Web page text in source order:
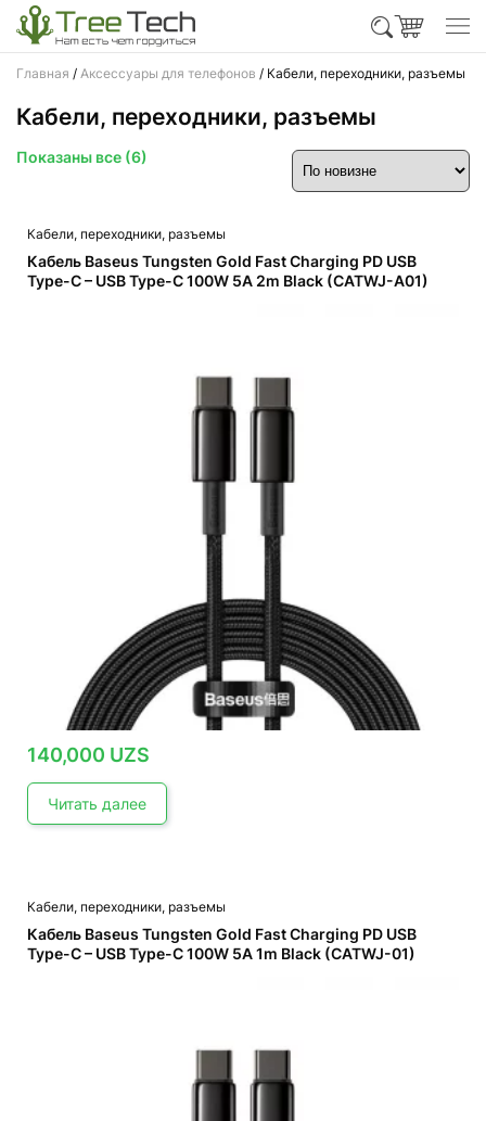
Главная / Аксессуары для телефонов / Кабели, переходники, разъемы
Кабели, переходники, разъемы
Показаны все (6)
Кабели, переходники, разъемы
Кабель Baseus Tungsten Gold Fast Charging PD USB
Type-C – USB Type-C 100W 5A 2m Black (CATWJ-A01)
140,000 UZS
Читать далее
Кабели, переходники, разъемы
Кабель Baseus Tungsten Gold Fast Charging PD USB
Type-C – USB Type-C 100W 5A 1m Black (CATWJ-01)